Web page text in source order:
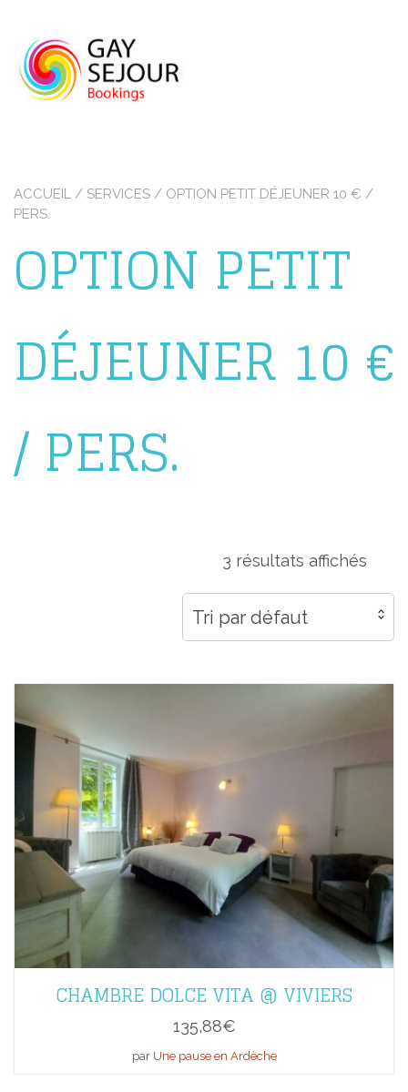
content
ACCUEIL / SERVICES / OPTION PETIT DÉJEUNER 10 € /
PERS.
OPTION PETIT
DÉJEUNER 10 €
/ PERS.
3 résultats affichés
Tri par défaut
CHAMBRE DOLCE VITA @ VIVIERS
135,88€
par Une pause en Ardèche